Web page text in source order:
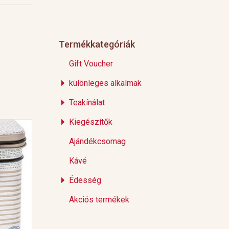
Termékkategóriák
Gift Voucher
különleges alkalmak
Teakínálat
Kiegészítők
Ajándékcsomag
Kávé
Édesség
Akciós termékek